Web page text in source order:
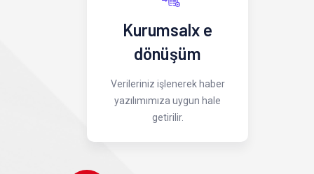
Kurumsalx e
dönüşüm
Verileriniz işlenerek haber
yazılımımıza uygun hale
getirilir.